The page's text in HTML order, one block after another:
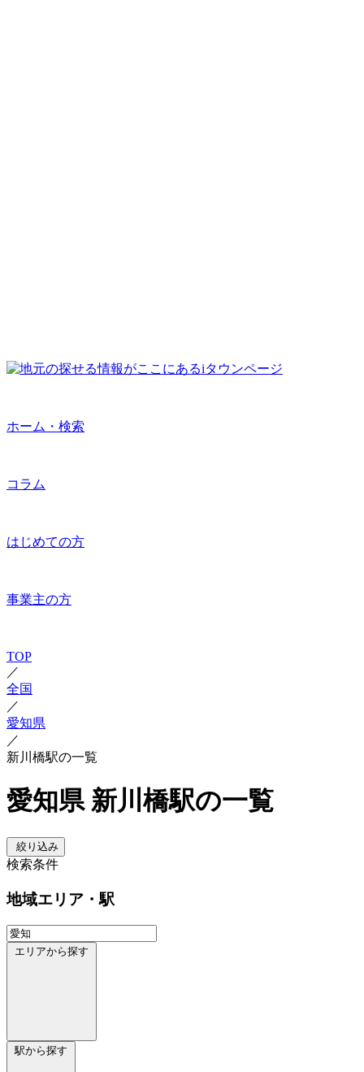
ホーム・検索
コラム
はじめての方
事業主の方
TOP
／
全国
／
愛知県
／
新川橋駅の一覧
愛知県 新川橋駅の一覧
絞り込み
検索条件
地域エリア・駅
エリアから探す
駅から探す